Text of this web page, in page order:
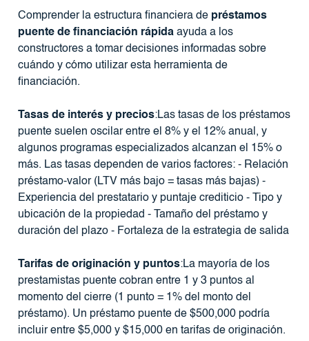
Comprender la estructura financiera de préstamos
puente de financiación rápidaayuda a los
constructores a tomar decisiones informadas sobre
cuándo y cómo utilizar esta herramienta de
financiación.
Tasas de interés y precios:Las tasas de los préstamos
puente suelen oscilar entre el 8% y el 12% anual, y
algunos programas especializados alcanzan el 15% o
más. Las tasas dependen de varios factores: - Relación
préstamo-valor (LTV más bajo = tasas más bajas) -
Experiencia del prestatario y puntaje crediticio - Tipo y
ubicación de la propiedad - Tamaño del préstamo y
duración del plazo - Fortaleza de la estrategia de salida
Tarifas de originación y puntos:La mayoría de los
prestamistas puente cobran entre 1 y 3 puntos al
momento del cierre (1 punto = 1% del monto del
préstamo). Un préstamo puente de $500,000 podría
incluir entre $5,000 y $15,000 en tarifas de originación.